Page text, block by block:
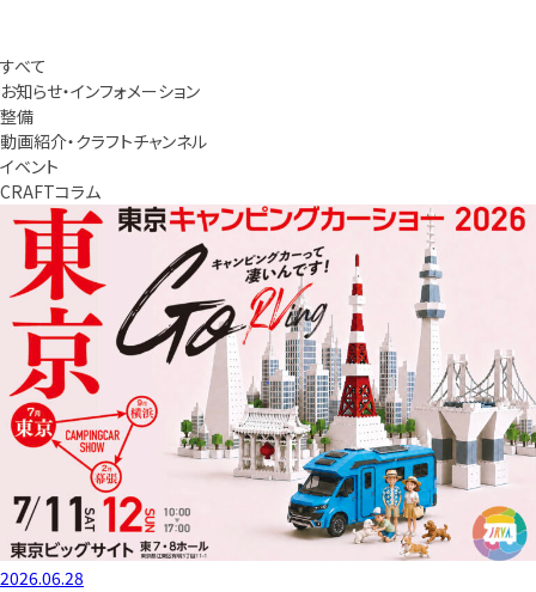
すべて
お知らせ・インフォメーション
整備
動画紹介・クラフトチャンネル
イベント
CRAFTコラム
2026.06.28